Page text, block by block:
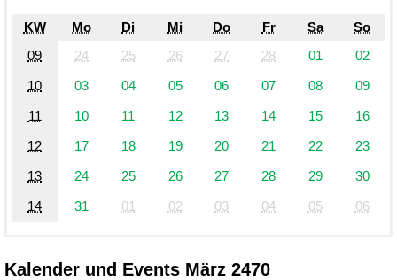
KW Mo Di Mi Do Fr Sa
So
09
24 25 26 27 28 01
02
10
03 04 05 06 07 08
09
11
10 11 12 13 14 15
16
12
17 18 19 20 21 22
23
13
24 25 26 27 28 29
30
14
31 01 02 03 04 05 06
Kalender und Events März 2470